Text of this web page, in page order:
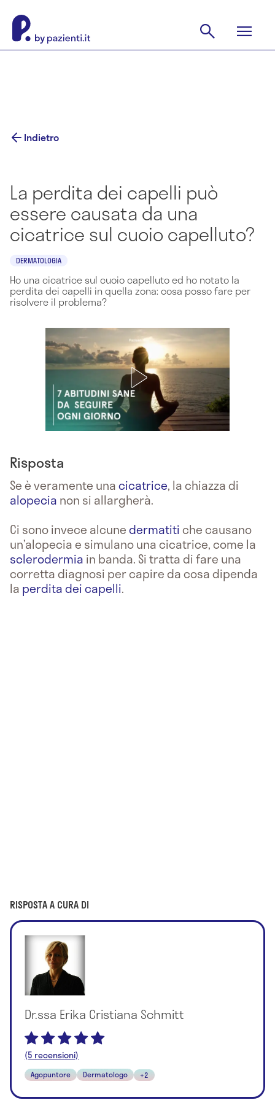
Indietro
La perdita dei capelli può
essere causata da una
cicatrice sul cuoio capelluto?
DERMATOLOGIA
Ho una cicatrice sul cuoio capelluto ed ho notato la
perdita dei capelli in quella zona: cosa posso fare per
risolvere il problema?
Risposta
Se è veramente unacicatrice, la chiazza di
alopecia non si allargherà.
Ci sono invece alcunedermatitiche causano
un’alopecia e simulano una cicatrice, come la
sclerodermia in banda. Si tratta di fare una
corretta diagnosi per capire da cosa dipenda
la perdita dei capelli.
RISPOSTA A CURA DI
Dr.ssa Erika Cristiana Schmitt
(5 recensioni)
Agopuntore Dermatologo +2